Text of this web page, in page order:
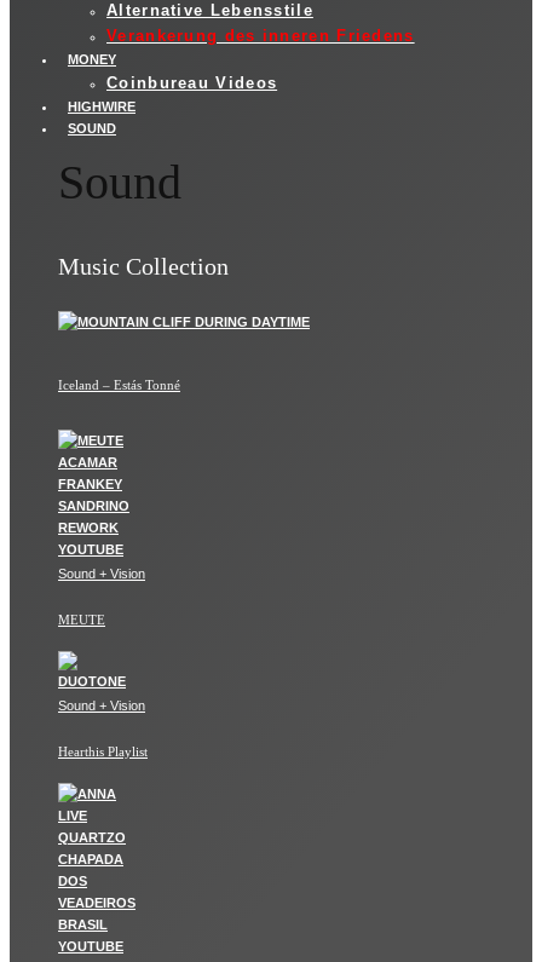
Alternative Lebensstile
Verankerung des inneren Friedens
MONEY
Coinbureau Videos
HIGHWIRE
SOUND
Sound
Music Collection
Iceland – Estás Tonné
Sound + Vision
MEUTE
Sound + Vision
Hearthis Playlist